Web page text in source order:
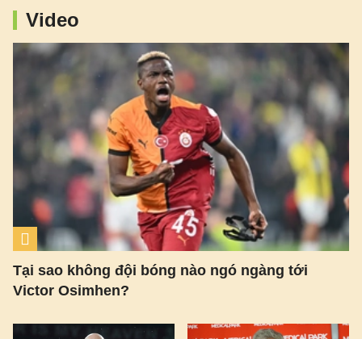
Video
Tại sao không đội bóng nào ngó ngàng tới
Victor Osimhen?